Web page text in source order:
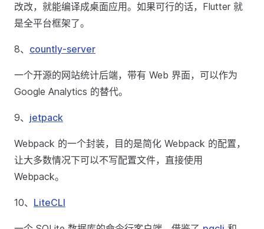
改改，就能编译成桌面应用。如果可行的话，Flutter 就
是全平台框架了。
8、 countly-server
一个开源的网站统计后端，带有 Web 界面，可以作为
Google Analytics 的替代。
9、 jetpack
Webpack 的一个封装，目的是简化 Webpack 的配置，
让大多数情况下可以不写配置文件，直接使用
Webpack。
10、 LiteCLI